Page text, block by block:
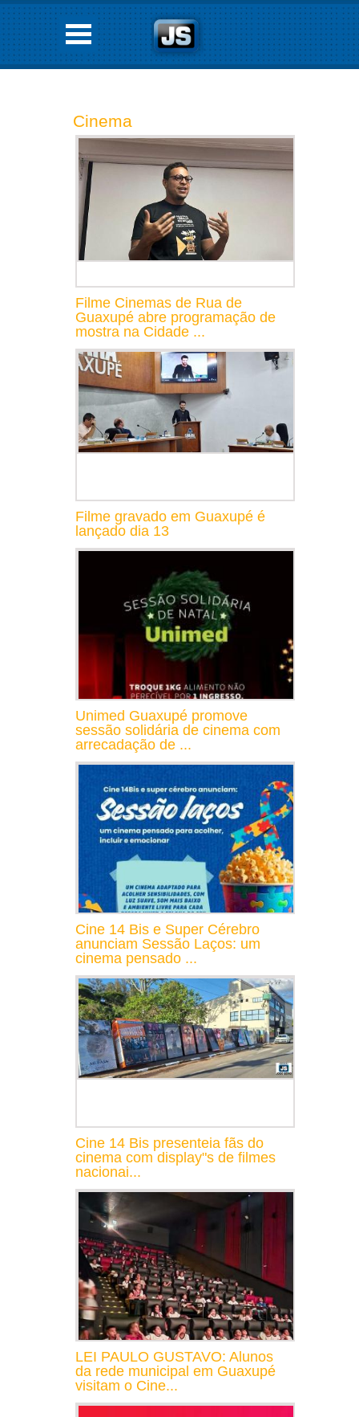
Cinema
Filme Cinemas de Rua de
Guaxupé abre programação de
mostra na Cidade ...
Filme gravado em Guaxupé é
lançado dia 13
Unimed Guaxupé promove
sessão solidária de cinema com
arrecadação de ...
Cine 14 Bis e Super Cérebro
anunciam Sessão Laços: um
cinema pensado ...
Cine 14 Bis presenteia fãs do
cinema com display"s de filmes
nacionai...
LEI PAULO GUSTAVO: Alunos
da rede municipal em Guaxupé
visitam o Cine...